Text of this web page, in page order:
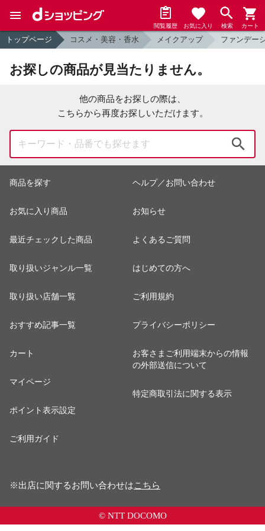
閲覧履歴 お気に入り 検索 カート
トップページ コスメ・美容・香水 メイクアップ ファンデー
お探しの商品が見当たりません。
他の商品をお探しの際は、
こちらから再度お探しいただけます。
商品を探す
お気に入り商品
最近チェックした商品
取り扱いジャンル一覧
取り扱い店舗一覧
おすすめ記事一覧
カート
マイページ
ポイント表示設定
ご利用ガイド
ヘルプ／お問い合わせ
お知らせ
よくあるご質問
はじめての方へ
ご利用規約
プライバシーポリシー
お客さまご利用端末からの情報
の外部送信について
特定商取引法に関する表示
※出店に関するお問い合わせはこちら
© NTT DOCOMO